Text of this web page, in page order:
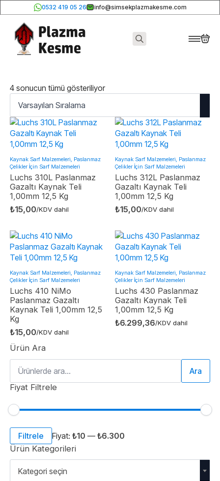
0532 419 05 26 info@simsekplazmakesme.com
4 sonucun tümü gösteriliyor
Kaynak Sarf Malzemeleri, Paslanmaz
Çelikler İçin Sarf Malzemeleri
Luchs 310L Paslanmaz
Gazaltı Kaynak Teli
1,00mm 12,5 Kg
₺15,00/KDV dahil
Kaynak Sarf Malzemeleri, Paslanmaz
Çelikler İçin Sarf Malzemeleri
Luchs 312L Paslanmaz
Gazaltı Kaynak Teli
1,00mm 12,5 Kg
₺15,00/KDV dahil
Kaynak Sarf Malzemeleri, Paslanmaz
Çelikler İçin Sarf Malzemeleri
Luchs 410 NiMo
Paslanmaz Gazaltı
Kaynak Teli 1,00mm 12,5
Kg
₺15,00/KDV dahil
Kaynak Sarf Malzemeleri, Paslanmaz
Çelikler İçin Sarf Malzemeleri
Luchs 430 Paslanmaz
Gazaltı Kaynak Teli
1,00mm 12,5 Kg
₺6.299,36/KDV dahil
Ürün Ara
Ara:
Ara
Fiyat Filtrele
En
düşük
fiyat
En
yüksek
fiyat
Filtrele Fiyat: ₺10 — ₺6.300
Ürün Kategorileri
Kategori seçin